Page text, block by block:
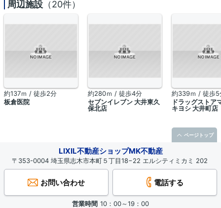
周辺施設 （20件）
約137ｍ / 徒歩2分
板倉医院
約280ｍ / 徒歩4分
セブンイレブン 大井東久
保北店
約339ｍ / 徒歩5
ドラッグストア
キヨシ 大井町店
LIXIL不動産ショップMK不動産
〒353-0004 埼玉県志木市本町５丁目18−22 エルシティミカミ 202
お問い合わせ 電話する
営業時間 10：00～19：00
ページトップ